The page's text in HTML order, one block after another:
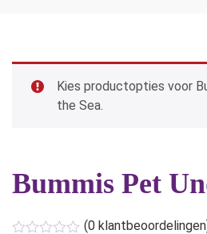
Onze merken
Kies productopties voor
the Sea.
Bummis Pet
(0